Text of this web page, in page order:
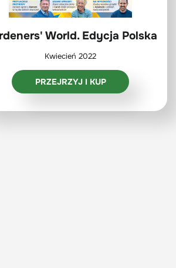
World. Edycja Polska
Kwiecień 2022
PRZEJRZYJ I KUP